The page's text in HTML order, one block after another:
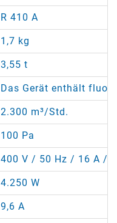
R 410 A
1,7 kg
3,55 t
Das Gerät enthält
2.300 m³/Std.
100 Pa
400 V / 50 Hz / 16 A /
4.250 W
9,6 A